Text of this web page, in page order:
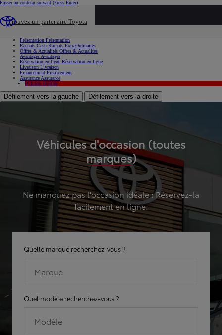
Passer au contenu suivant (Press Enter)
Trouvez un partenaire Toyota
Présentation Présentation
Rachats Cash Rachats ExtraOrdinaires
Offres & Actualités Offres & Actualités
Avantages Avantages
Réservation en ligne Réservation en ligne
Livraison Livraison
Financement Financement
Assurance Assurance
Hybride Hybride
Défilement vers la gauche Défilement vers la droite
Véhicules d'occasion (toutes
marques)
Ne manquez pas l'occasion idéale : Réservez-la
facilement en ligne.
Quelle marque recherchez-vous ?
Marque
Quel modèle recherchez-vous ?
Modèle